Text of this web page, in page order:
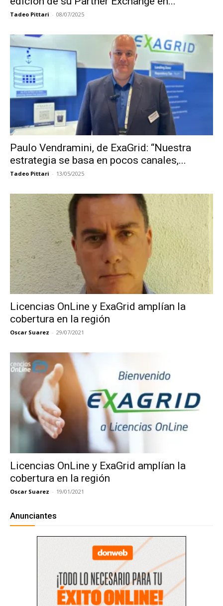
Tadeo Pittari - 08/07/2025
Paulo Vendramini, de ExaGrid: “Nuestra
estrategia se basa en pocos canales,...
Tadeo Pittari - 13/05/2025
Licencias OnLine y ExaGrid amplían la
cobertura en la región
Oscar Suarez - 29/07/2021
Licencias OnLine y ExaGrid amplían la
cobertura en la región
Oscar Suarez - 19/01/2021
Anunciantes